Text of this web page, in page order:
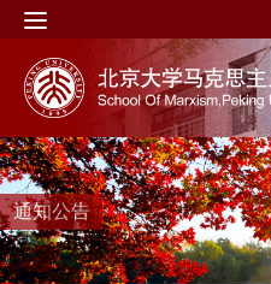
通知公告